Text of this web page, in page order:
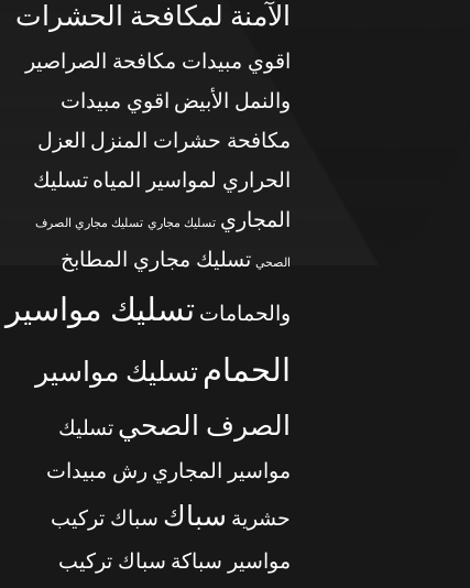
الآمنة لمكافحة الحشرات
اقوي مبيدات مكافحة الصراصير
والنمل الأبيض اقوي مبيدات
مكافحة حشرات المنزل العزل
الحراري لمواسير المياه تسليك
المجاري تسليك مجاري تسليك مجاري الصرف
الصحي تسليك مجاري المطابخ
والحمامات تسليك مواسير
الحمام تسليك مواسير
الصرف الصحي تسليك
مواسير المجاري رش مبيدات
حشرية سباك سباك تركيب
مواسير سباكة سباك تركيب